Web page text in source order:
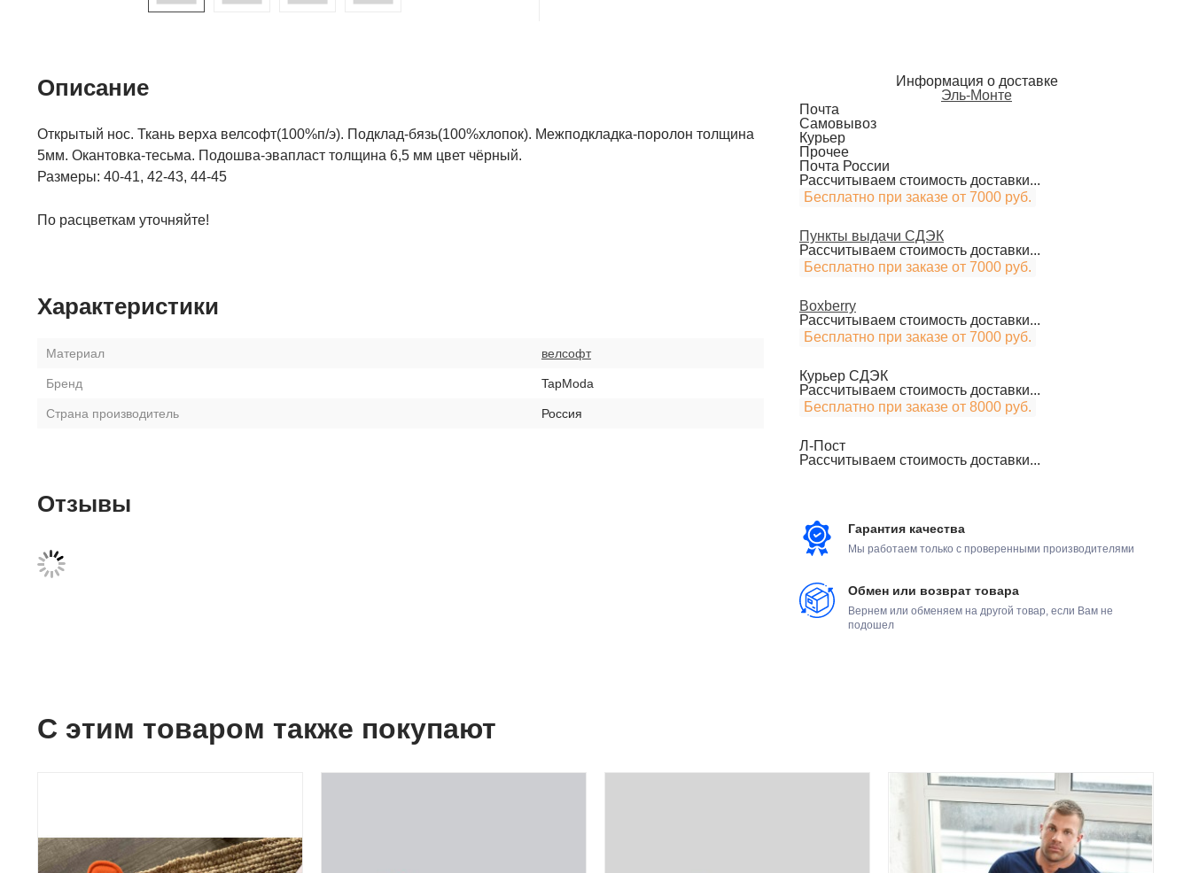
Информация о доставке
Эль-Монте
Почта
Самовывоз
Курьер
Прочее
Почта России
Рассчитываем стоимость доставки...
Бесплатно при заказе от 7000 руб.
Пункты выдачи СДЭК
Рассчитываем стоимость доставки...
Бесплатно при заказе от 7000 руб.
Boxberry
Рассчитываем стоимость доставки...
Бесплатно при заказе от 7000 руб.
Курьер СДЭК
Рассчитываем стоимость доставки...
Бесплатно при заказе от 8000 руб.
Л-Пост
Рассчитываем стоимость доставки...
Гарантия качества
Мы работаем только с проверенными производителями
Обмен или возврат товара
Вернем или обменяем на другой товар, если Вам не
подошел
Описание
Открытый нос. Ткань верха велсофт(100%п/э). Подклад-бязь(100%хлопок). Межподкладка-поролон толщина
5мм. Окантовка-тесьма. Подошва-эвапласт толщина 6,5 мм цвет чёрный.
Размеры: 40-41, 42-43, 44-45
По расцветкам уточняйте!
Характеристики
Материал велсофт
Бренд TapModa
Страна производитель Россия
Отзывы
С этим товаром также покупают